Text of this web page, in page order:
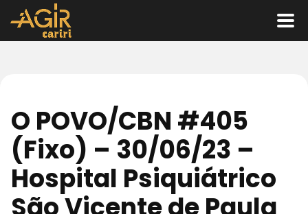
O POVO/CBN #405
(Fixo) – 30/06/23 –
Hospital Psiquiátrico